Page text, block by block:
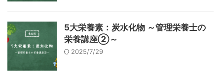
5大栄養素：炭水化物 ～管理栄養士の
栄養講座②～
2025/7/29